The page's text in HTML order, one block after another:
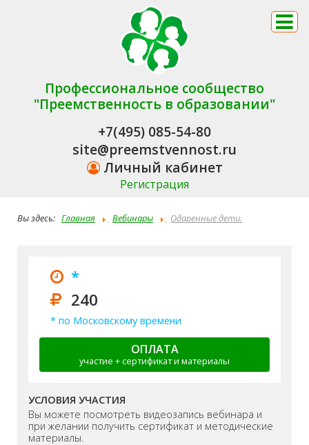
Профессиональное сообщество
"Преемственность в образовании"
+7(495) 085-54-80
site@preemstvennost.ru
Личный кабинет
Регистрация
Вы здесь: Главная Вебинары
Одаренные дети.
*
240
* по Московскому времени
ОПЛАТА
участие + сертификат и материалы
УСЛОВИЯ УЧАСТИЯ
Вы можете посмотреть видеозапись вебинара и
при желании получить сертификат и методические
материалы.